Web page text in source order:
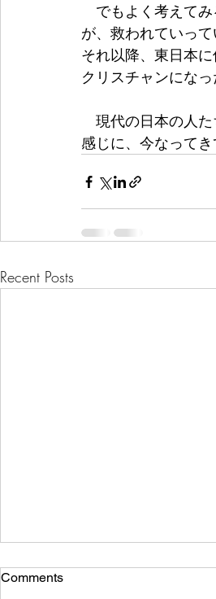
でもよく考えてみ
が、救われていっ
それ以降、東日本
クリスチャンにな
現代の日本の人た
感じに、今なって
Recent Posts
コンサート
Comments